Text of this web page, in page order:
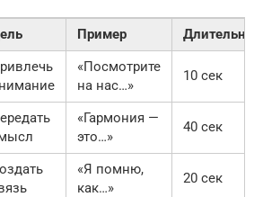
Пример
«Посмотрите
на нас…»
10 сек
«Гармония —
это…»
40 сек
«Я помню,
как…»
20 сек